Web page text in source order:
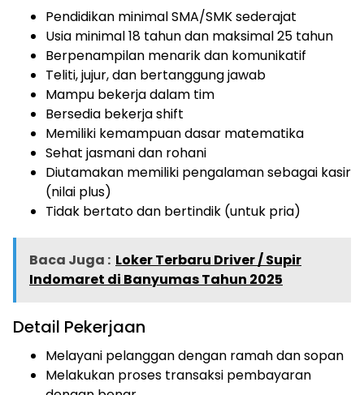
Pendidikan minimal SMA/SMK sederajat
Usia minimal 18 tahun dan maksimal 25 tahun
Berpenampilan menarik dan komunikatif
Teliti, jujur, dan bertanggung jawab
Mampu bekerja dalam tim
Bersedia bekerja shift
Memiliki kemampuan dasar matematika
Sehat jasmani dan rohani
Diutamakan memiliki pengalaman sebagai kasir
(nilai plus)
Tidak bertato dan bertindik (untuk pria)
Baca Juga : Loker Terbaru Driver / Supir
Indomaret di Banyumas Tahun 2025
Detail Pekerjaan
Melayani pelanggan dengan ramah dan sopan
Melakukan proses transaksi pembayaran